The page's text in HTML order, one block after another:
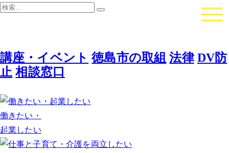
検
検
講座・イベント 徳島市の取組 法律 DV防
止 相談窓口
働きたい・
起業したい